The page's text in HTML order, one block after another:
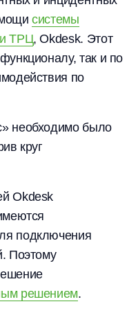
системы
ТРЦ, Okdesk. Этот
так и по
по
необходимо было
круг
Okdesk
подключения
Поэтому
решением.